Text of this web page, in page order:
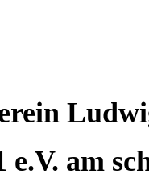
e.V. am